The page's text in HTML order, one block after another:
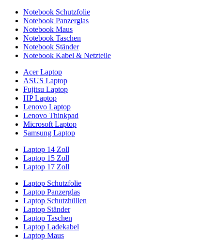
Notebook Schutzfolie
Notebook Panzerglas
Notebook Maus
Notebook Taschen
Notebook Ständer
Notebook Kabel & Netzteile
Acer Laptop
ASUS Laptop
Fujitsu Laptop
HP Laptop
Lenovo Laptop
Lenovo Thinkpad
Microsoft Laptop
Samsung Laptop
Laptop 14 Zoll
Laptop 15 Zoll
Laptop 17 Zoll
Laptop Schutzfolie
Laptop Panzerglas
Laptop Schutzhüllen
Laptop Ständer
Laptop Taschen
Laptop Ladekabel
Laptop Maus